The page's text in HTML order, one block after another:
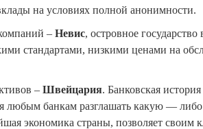
на условиях полной анонимности.
– Невис, островное
стандартами, низкими ценами на
– Швейцария. Банковская
любым банкам разглашать какую —
экономика страны, позволяет своим